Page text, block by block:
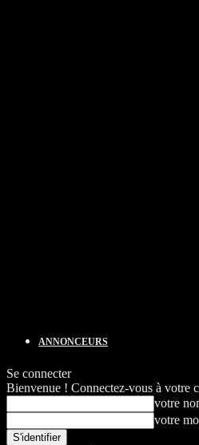
ANNONCEURS
Se connecter
Bienvenue ! Connectez-vous à votre
votre
votre